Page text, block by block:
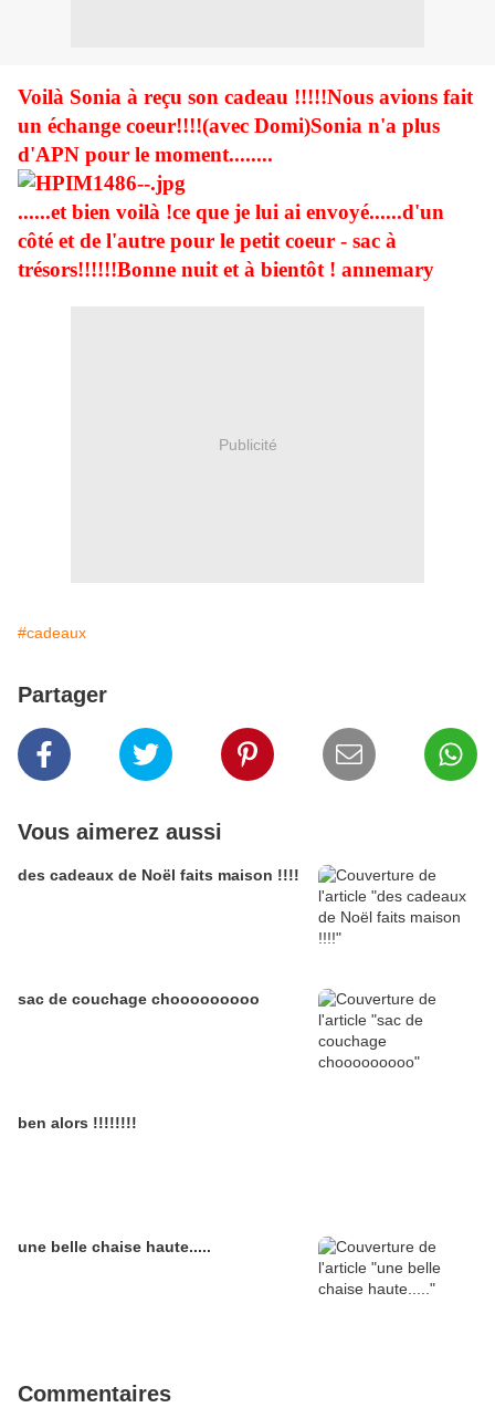
Voilà Sonia à reçu son cadeau !!!!!Nous avions fait
un échange coeur!!!!(avec Domi)Sonia n'a plus
d'APN pour le moment........
......et bien voilà !ce que je lui ai envoyé......d'un
côté et de l'autre pour le petit coeur - sac à
trésors!!!!!!Bonne nuit et à bientôt ! annemary
Publicité
#cadeaux
Partager
Vous aimerez aussi
des cadeaux de Noël faits maison !!!!
sac de couchage chooooooooo
ben alors !!!!!!!!
une belle chaise haute.....
Commentaires